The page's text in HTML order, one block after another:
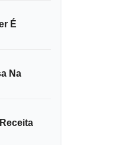
É
Na